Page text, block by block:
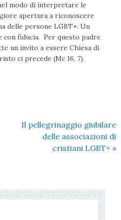
modo di interpretare le
apertura a riconoscere
delle persone LGBT+. Un
con fiducia. Per questo padre
un invito a essere Chiesa di
ci precede (Mc 16, 7).
Il pellegrinaggio giubilare
delle associazioni di
cristiani LGBT+ »